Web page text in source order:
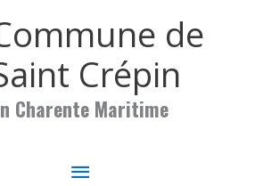
de
Crépin
Charente Maritime
MENU